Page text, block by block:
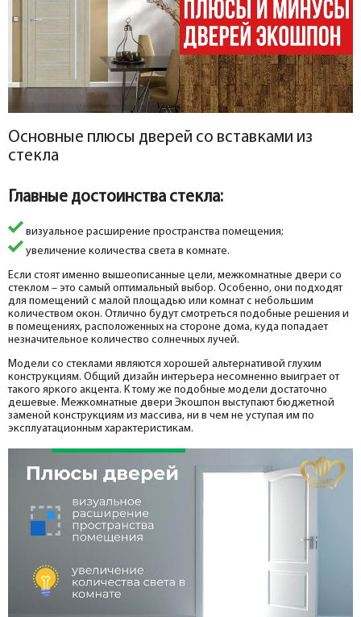
Основные плюсы дверей со вставками из
стекла
Главные достоинства стекла:
визуальное расширение пространства помещения;
увеличение количества света в комнате.
Если стоят именно вышеописанные цели, межкомнатные двери со
стеклом – это самый оптимальный выбор. Особенно, они подходят
для помещений с малой площадью или комнат с небольшим
количеством окон. Отлично будут смотреться подобные решения и
в помещениях, расположенных на стороне дома, куда попадает
незначительное количество солнечных лучей.
Модели со стеклами являются хорошей альтернативой глухим
конструкциям. Общий дизайн интерьера несомненно выиграет от
такого яркого акцента. К тому же подобные модели достаточно
дешевые. Межкомнатные двери Экошпон выступают бюджетной
заменой конструкциям из массива, ни в чем не уступая им по
эксплуатационным характеристикам.